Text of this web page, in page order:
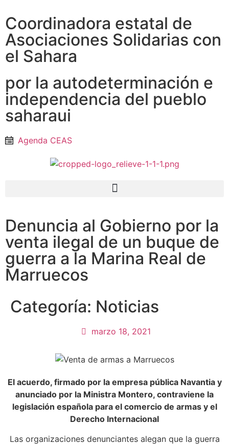
Coordinadora estatal de
Asociaciones Solidarias con
el Sahara
por la autodeterminación e
independencia del pueblo
saharaui
Agenda CEAS
Denuncia al Gobierno por la
venta ilegal de un buque de
guerra a la Marina Real de
Marruecos
Categoría: Noticias
marzo 18, 2021
El acuerdo, firmado por la empresa pública Navantia y
anunciado por la Ministra Montero, contraviene la
legislación española para el comercio de armas y el
Derecho Internacional
Las organizaciones denunciantes alegan que la guerra